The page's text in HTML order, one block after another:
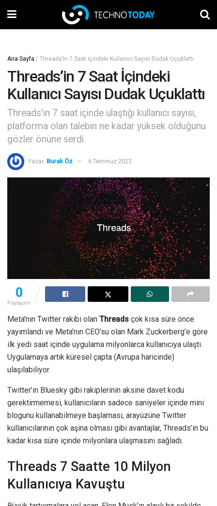
Ana Sayfa / Threads’in 7 Saat İçindeki Kullanıcı Sayısı Dudak Uçuklattı
Threads’in 7 Saat İçindeki
Kullanıcı Sayısı Dudak Uçuklattı
Threads'in 7 saat içinde ulaştığı kullanıcı sayısı,
platforma olan talebin ne kadar yüksek olduğunu
gözler önüne serdi.
Yazar: Burak Öz 6 Temmuz 2023
0
Paylaşım
Meta’nın Twitter rakibi olan Threads çok kısa süre önce
yayımlandı ve Meta’nın CEO’su olan Mark Zuckerberg’e göre
ilk yedi saat içinde uygulama milyonlarca kullanıcıya ulaştı.
Uygulamaya artık küresel çapta (Avrupa haricinde)
ulaşılabiliyor.
Twitter’ın Bluesky gibi rakiplerinin aksine davet kodu
gerektirmemesi, kullanıcıların sadece saniyeler içinde mini
blogunu kullanabilmeye başlaması, arayüzüne Twitter
kullanıcılarının çok aşina olması gibi avantajlar, Threads’in bu
kadar kısa süre içinde milyonlara ulaşmasını sağladı.
Threads 7 Saatte 10 Milyon
Kullanıcıya Kavuştu